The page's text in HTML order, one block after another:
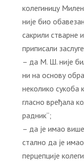
колегиницу
није био
сакрили стварне
приписали
– да М. Ш. није
ни на основу
неколико сукоба
гласно вређала
радник“;
– да је имао
стално да је
перцепције